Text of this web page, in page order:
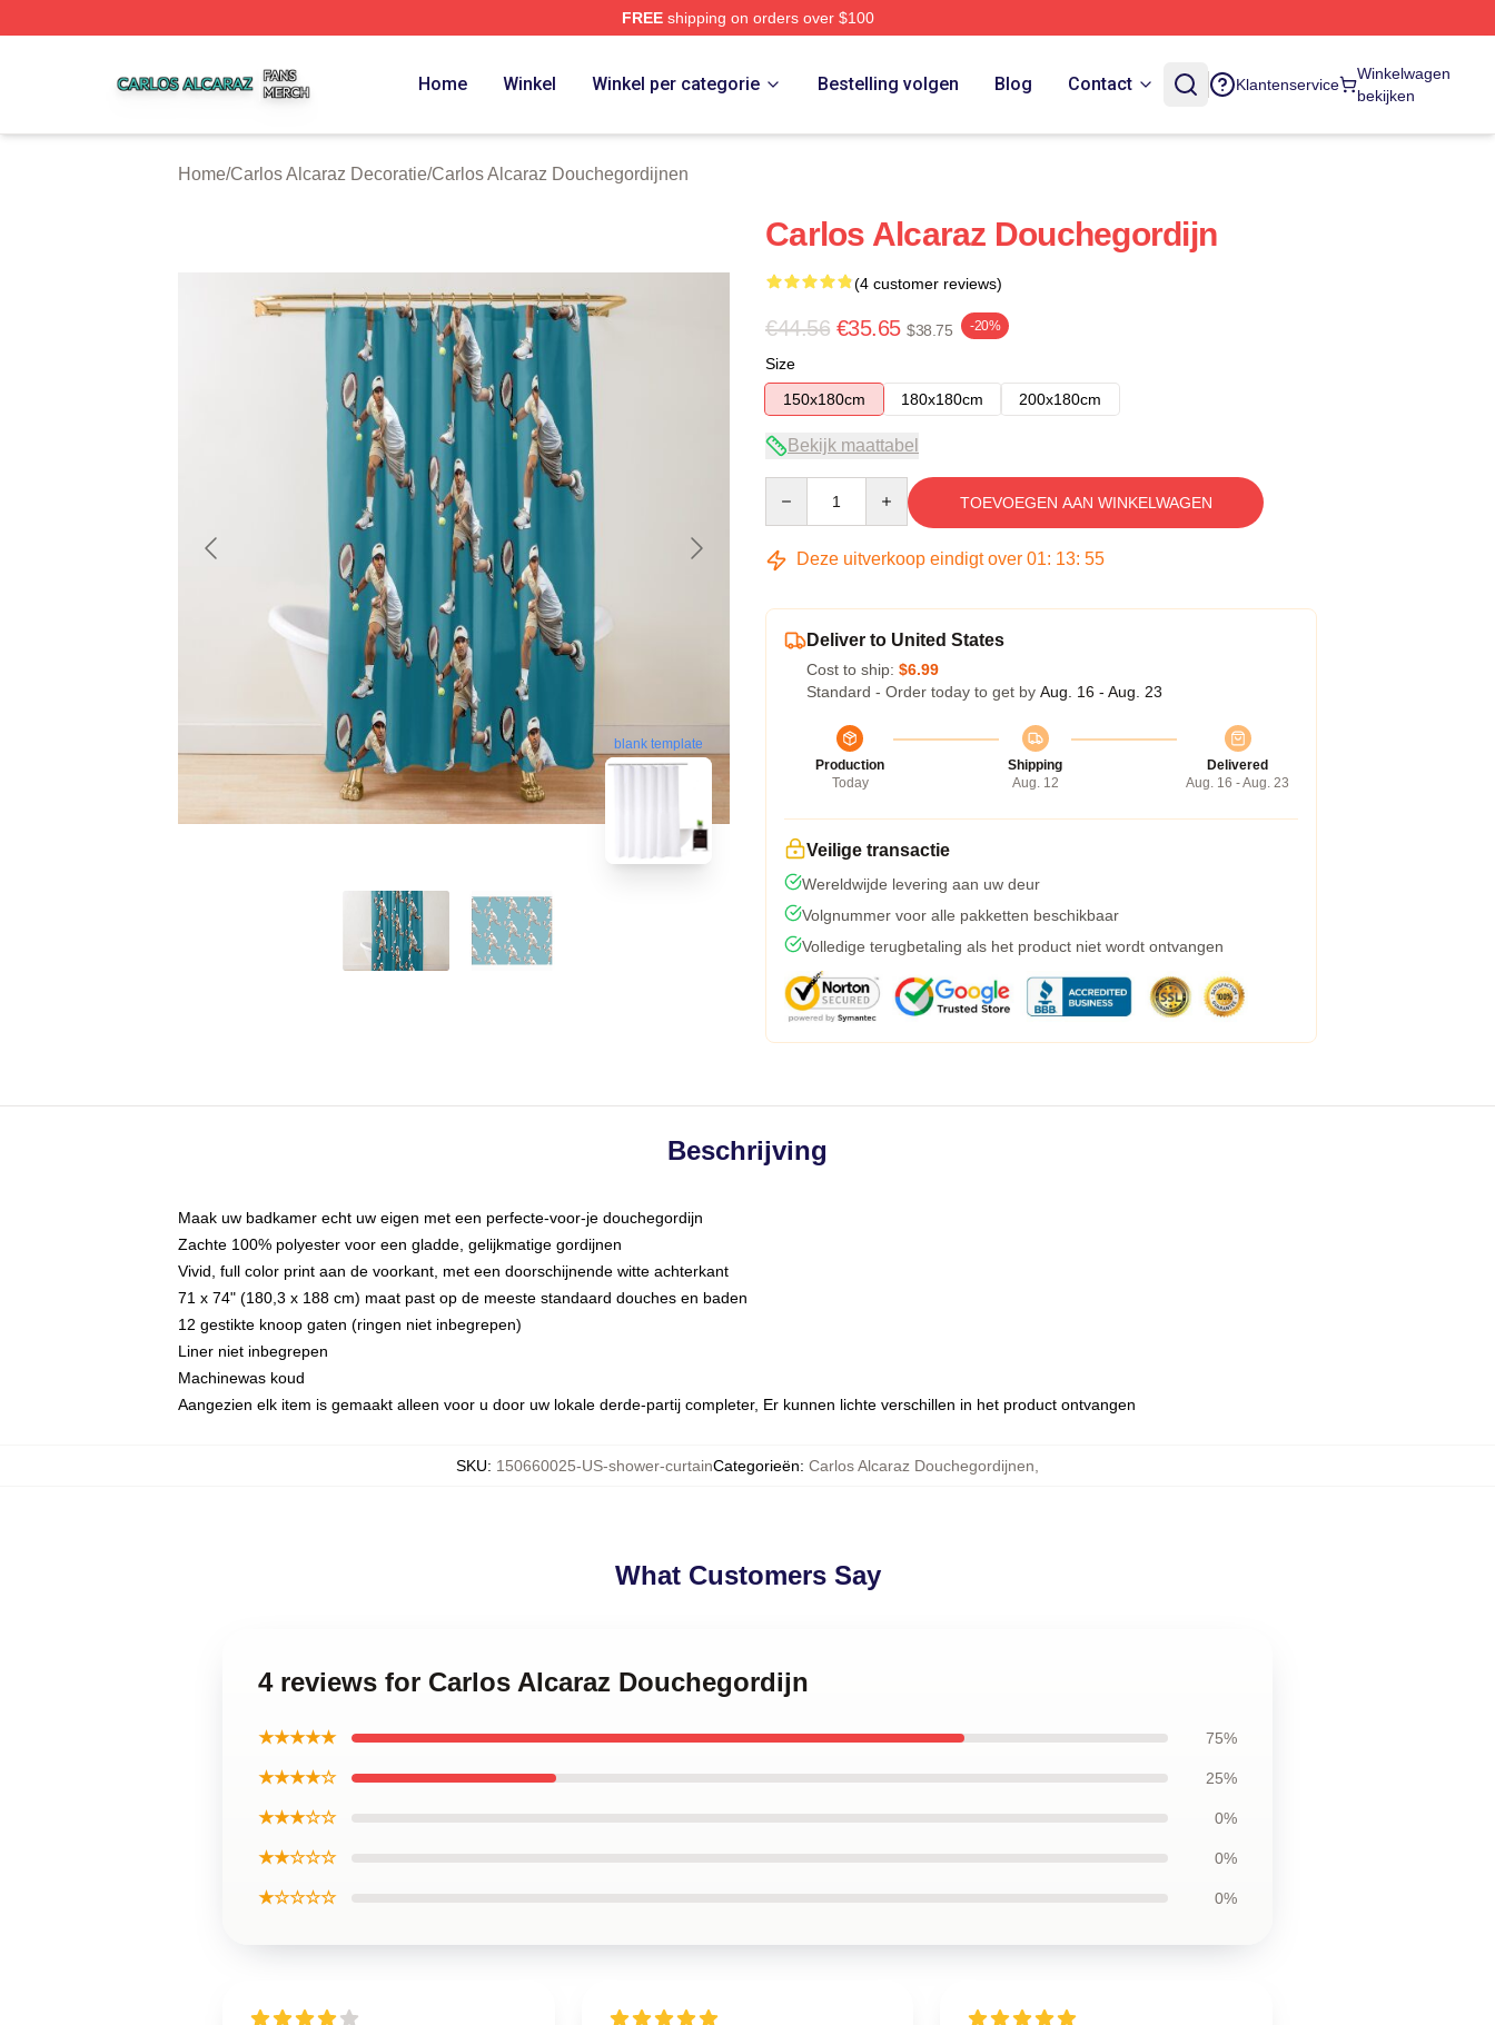
FREEshipping on orders over $100
Home Winkel Winkel per categorie Bestelling volgen Blog Contact Klantenservice
Winkelwagen
bekijken
Home/Carlos Alcaraz Decoratie/Carlos Alcaraz Douchegordijnen
blank template
Carlos Alcaraz Douchegordijn
(4 customer reviews)
€44.56 €35.65 $38.75 -20%
Size
150x180cm
180x180cm 200x180cm
Bekijk maattabel
TOEVOEGEN AAN WINKELWAGEN
Deze uitverkoop eindigt over 01: 13: 54
Deliver to United States
Cost to ship: $6.99
Standard - Order today to get by Aug. 16 - Aug. 23
Production
Today
Shipping
Aug. 12
Delivered
Aug. 16 - Aug. 23
Veilige transactie
Wereldwijde levering aan uw deur
Volgnummer voor alle pakketten beschikbaar
Volledige terugbetaling als het product niet wordt ontvangen
Beschrijving
Maak uw badkamer echt uw eigen met een perfecte-voor-je douchegordijn
Zachte 100% polyester voor een gladde, gelijkmatige gordijnen
Vivid, full color print aan de voorkant, met een doorschijnende witte achterkant
71 x 74" (180,3 x 188 cm) maat past op de meeste standaard douches en baden
12 gestikte knoop gaten (ringen niet inbegrepen)
Liner niet inbegrepen
Machinewas koud
Aangezien elk item is gemaakt alleen voor u door uw lokale derde-partij completer, Er kunnen lichte verschillen in het product ontvangen
SKU: 150660025-US-shower-curtainCategorieën: Carlos Alcaraz Douchegordijnen
What Customers Say
4 reviews for Carlos Alcaraz Douchegordijn
★★★★★ 75%
★★★★☆ 25%
★★★☆☆ 0%
★★☆☆☆ 0%
★☆☆☆☆ 0%